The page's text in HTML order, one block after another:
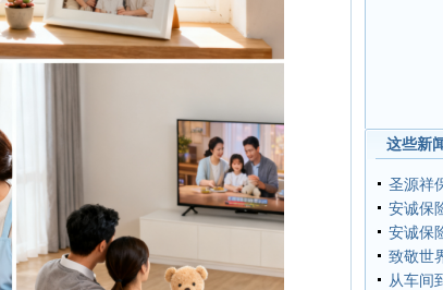
这些新
圣源祥
安诚保
安诚保
致敬世
从车间